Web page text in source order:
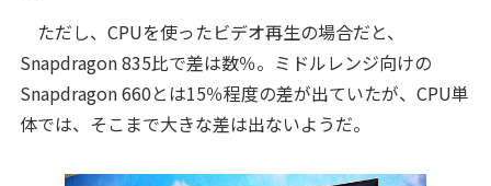
ただし、CPUを使ったビデオ再生の場合だと、
Snapdragon 835比で差は数％。ミドルレンジ向けの
Snapdragon 660とは15％程度の差が出ていたが、CPU単
体では、そこまで大きな差は出ないようだ。